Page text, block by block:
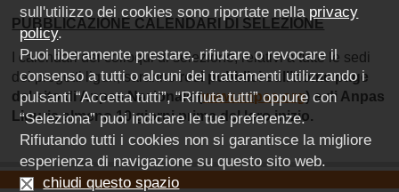
PUBBLICAZIONE CALENDARI DI SELEZIONE
I calendari dei colloqui di selezione, relativi a tutte le sedi
dei progetti liguri, sarannoresi pubblici sull’home page
del sito di Anpas Nazionale (www.anpas.org) e di Anpas
Liguria almeno 10 giorni prima del loro inizio.
sull'utilizzo dei cookies sono riportate nella privacy
policy.
Puoi liberamente prestare, rifiutare o revocare il
consenso a tutti o alcuni dei trattamenti utilizzando i
pulsanti “Accetta tutti”, “Rifiuta tutti” oppure con
“Seleziona” puoi indicare le tue preferenze.
Rifiutando tutti i cookies non si garantisce la migliore
esperienza di navigazione su questo sito web.
chiudi questo spazio